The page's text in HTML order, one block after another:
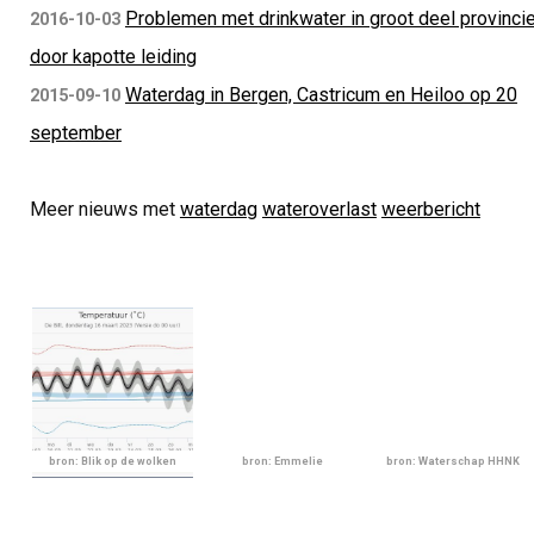
2016-10-03 Problemen met drinkwater in groot deel
door kapotte leiding
2015-09-10 Waterdag in Bergen, Castricum en Heiloo op 20
september
Meer nieuws met waterdag wateroverlast weerbericht
bron: Blik op de wolken bron: Emmelie bron: Waterschap HHNK